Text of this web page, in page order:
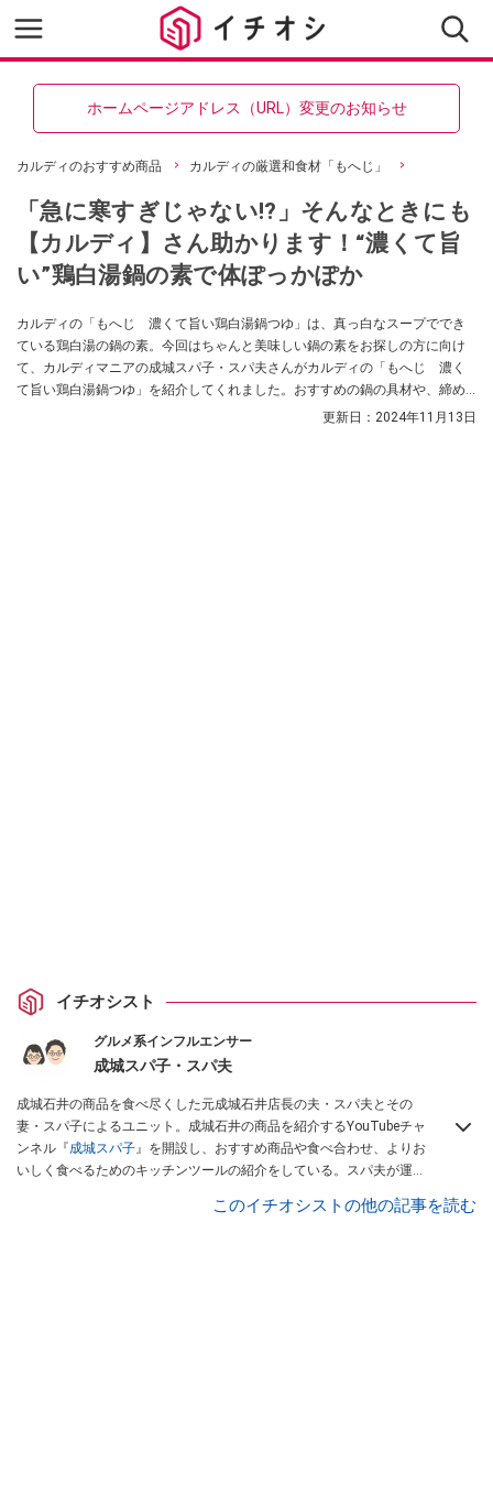
ホームページアドレス（URL）変更のお知らせ
カルディのおすすめ商品 カルディの厳選和食材「もへじ」
「急に寒すぎじゃない!?」そんなときにも
【カルディ】さん助かります！“濃くて旨
い”鶏白湯鍋の素で体ぽっかぽか
カルディの「もへじ 濃くて旨い鶏白湯鍋つゆ」は、真っ白なスープででき
ている鶏白湯の鍋の素。今回はちゃんと美味しい鍋の素をお探しの方に向け
て、カルディマニアの成城スパ子・スパ夫さんがカルディの「もへじ 濃く
て旨い鶏白湯鍋つゆ」を紹介してくれました。おすすめの鍋の具材や、締め
のメニューなどもご紹介していますので、ぜひ参考にしてみてくださいね。
更新日： 2024年11月13日
イチオシスト
グルメ系インフルエンサー
成城スパ子・スパ夫
成城石井の商品を食べ尽くした元成城石井店長の夫・スパ夫とその
妻・スパ子によるユニット。成城石井の商品を紹介するYouTubeチャ
ンネル『成城スパ子』を開設し、おすすめ商品や食べ合わせ、よりお
いしく食べるためのキッチンツールの紹介をしている。スパ夫が運営
ー、ちょっとした雑学等、商品のディープな魅力を発信している。
このイチオシストの他の記事を読む